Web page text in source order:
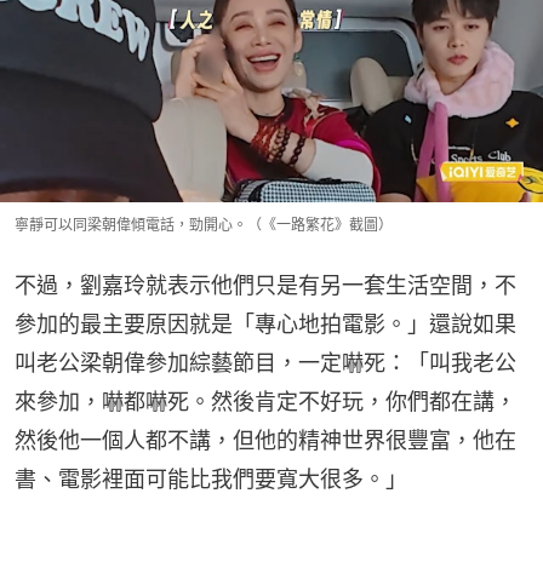
寧靜可以同梁朝偉傾電話，勁開心。（《一路繁花》截圖）
不過，劉嘉玲就表示他們只是有另一套生活空間，不
參加的最主要原因就是「專心地拍電影。」還說如果
叫老公梁朝偉參加綜藝節目，一定嚇死：「叫我老公
來參加，嚇都嚇死。然後肯定不好玩，你們都在講，
然後他一個人都不講，但他的精神世界很豐富，他在
書、電影裡面可能比我們要寬大很多。」